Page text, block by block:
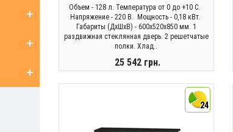
Объем - 128 л. Температура от 0 до +10 С.
Напряжение - 220 В. Мощность - 0,18 кВт.
Габариты (ДхШхВ) - 600х520х850 мм. 1
раздвижная стеклянная дверь. 2 решетчатые
полки. Хлад..
25 542 грн.
24